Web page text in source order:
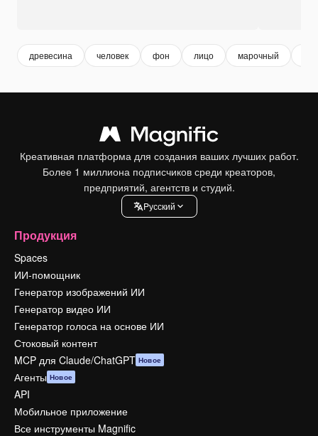
древесина человек фон лицо марочный
Креативная платформа для создания ваших лучших работ.
Более 1 миллиона подписчиков среди креаторов,
предприятий, агентств и студий.
Pусский
Продукция
Spaces
ИИ-помощник
Генератор изображений ИИ
Генератор видео ИИ
Генератор голоса на основе ИИ
Стоковый контент
MCP для Claude/ChatGPT Новое
Агенты Новое
API
Мобильное приложение
Все инструменты Magnific